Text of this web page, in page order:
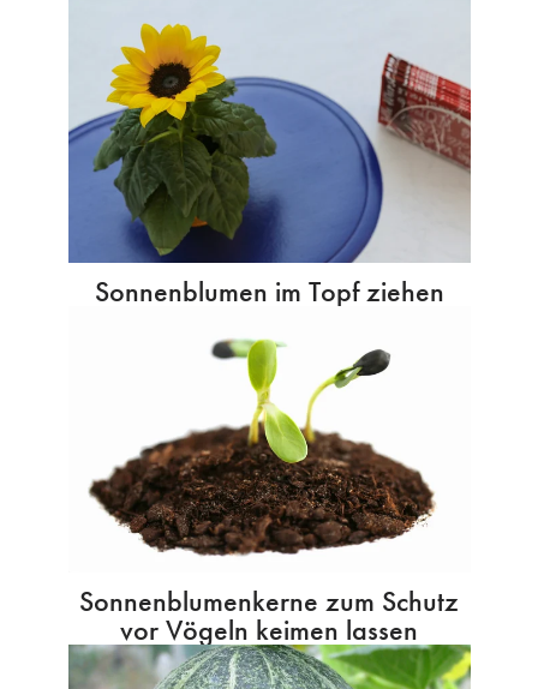
Sonnenblumen im Topf ziehen
Sonnenblumenkerne zum Schutz
vor Vögeln keimen lassen